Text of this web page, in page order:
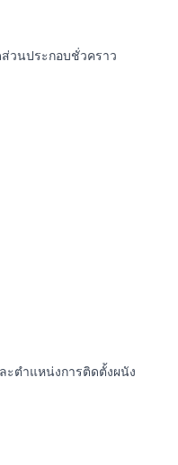
วนประกอบชั่วคราว
ะตำแหน่งการติดตั้งผนัง